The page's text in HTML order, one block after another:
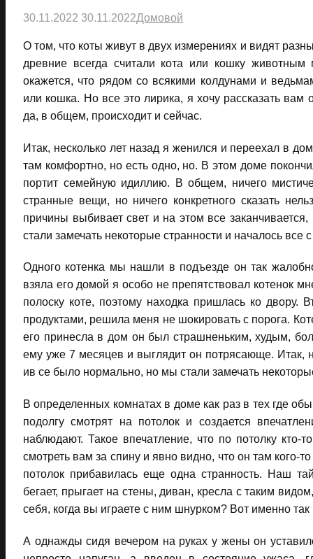
30.11.2022 30.11.2022Домовой
О том, что коты живут в двух измерениях и видят
древние всегда считали кота или кошку животным
окажется, что рядом со всякими колдунами и
или кошка. Но все это лирика, я хочу рассказать
да, в общем, происходит и сейчас.
Итак, несколько лет назад я женился и переехал в
там комфортно, но есть одно, но. В этом доме
портит семейную идиллию. В общем, ничего
странные вещи, но ничего конкретного сказать
причины выбивает свет и на этом все
стали замечать некоторые странности и началось все
Одного котенка мы нашли в подъезде он так
взяла его домой я особо не препятствовал котенок
полоску коте, поэтому находка пришлась ко двору.
продуктами, решила меня не шокировать с порога.
его принесла в дом он был страшненьким, худым,
ему уже 7 месяцев и выглядит он потрясающе. Итак,
ив се было нормально, но мы стали замечать
В определенных комнатах в доме как раз в тех где
подолгу смотрят на потолок и создается
наблюдают. Такое впечатление, что по потолку кто-
смотреть вам за спину и явно видно, что он там
потолок прибавилась еще одна странность. Наш
бегает, прыгает на стены, диван, кресла с таким
себя, когда вы играете с ним шнурком? Вот именно так
А однажды сидя вечером на руках у жены он